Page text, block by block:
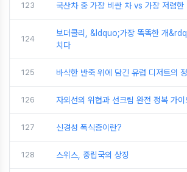
123 국산차 중 가장 비싼 차 vs 가장 저렴한
124
보더콜리, &ldquo;가장 똑똑한 개
치다
125 바삭한 반죽 위에 담긴 유럽 디저트의
126 자외선의 위협과 선크림 완전 정복 가이
127 신경성 폭식증이란?
128 스위스, 중립국의 상징